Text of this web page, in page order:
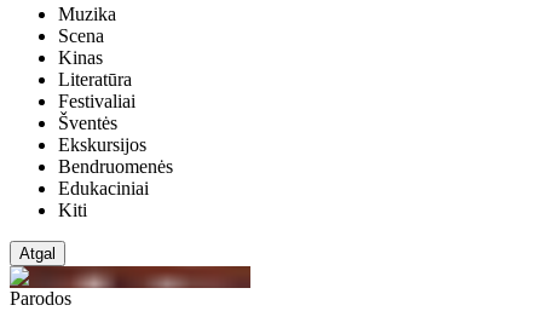
Muzika
Scena
Kinas
Literatūra
Festivaliai
Šventės
Ekskursijos
Bendruomenės
Edukaciniai
Kiti
Atgal
Parodos